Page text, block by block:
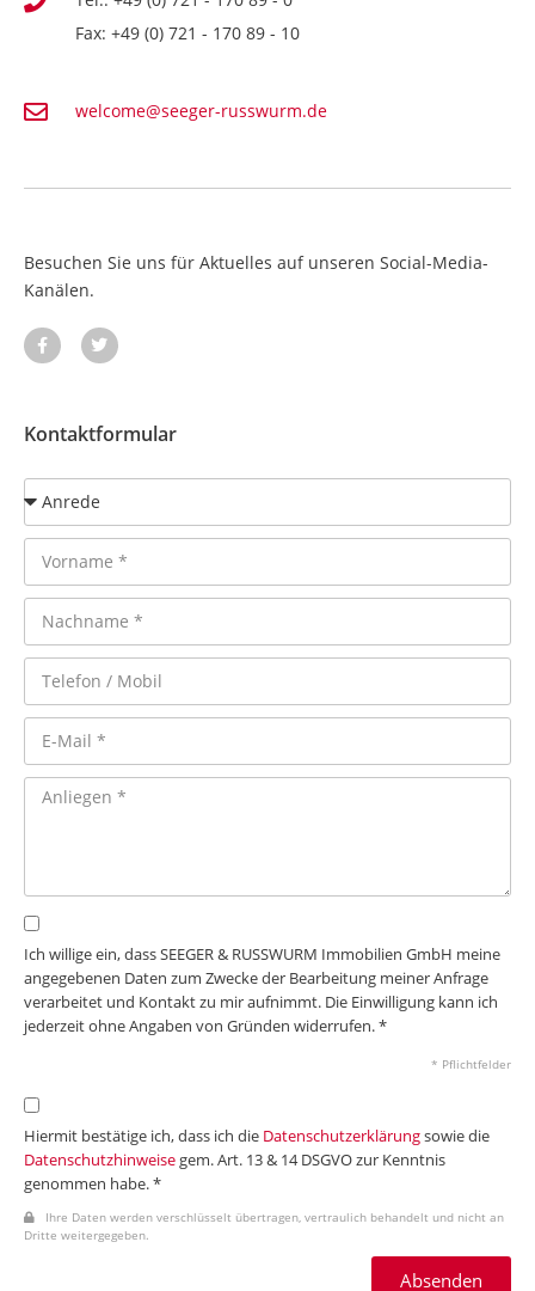
Fax: +49 (0) 721 - 170 89 - 10
welcome@seeger-russwurm.de
Besuchen Sie uns für Aktuelles auf unseren Social-Media-
Kanälen.
Kontaktformular
Ich willige ein, dass SEEGER & RUSSWURM Immobilien GmbH meine
angegebenen Daten zum Zwecke der Bearbeitung meiner Anfrage
verarbeitet und Kontakt zu mir aufnimmt. Die Einwilligung kann ich
jederzeit ohne Angaben von Gründen widerrufen. *
* Pflichtfelder
Hiermit bestätige ich, dass ich die Datenschutzerklärungsowie die
Datenschutzhinweisegem. Art. 13 & 14 DSGVO zur Kenntnis
genommen habe. *
Ihre Daten werden verschlüsselt übertragen, vertraulich behandelt und nicht an
Dritte weitergegeben.
Absenden